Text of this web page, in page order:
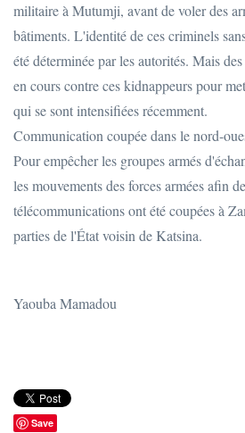
militaire à Mutumji, avant de voler des
bâtiments. L'identité de ces criminels
été déterminée par les autorités. Mais
en cours contre ces kidnappeurs pour
qui se sont intensifiées récemment.
Communication coupée dans le nord-
Pour empêcher les groupes armés
les mouvements des forces armées afin
télécommunications ont été coupées à
parties de l'État voisin de Katsina.
Yaouba Mamadou
Save